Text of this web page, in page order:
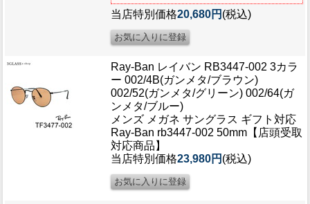
当店特別価格20,680円 (税込)
Ray-Ban レイバン RB3447-002 3カラ
ー 002/4B(ガンメタ/ブラウン)
002/52(ガンメタ/グリーン) 002/64(ガ
ンメタ/ブルー)
メンズ メガネ サングラス ギフト対応
Ray-Ban rb3447-002 50mm【店頭受取
対応商品】
当店特別価格23,980円 (税込)